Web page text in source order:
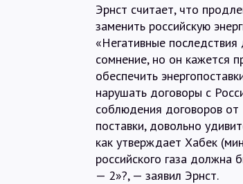
Эрнст считает, что
заменить российскую
«Негативные
сомнение, но он кажется
обеспечить
нарушать договоры с
соблюдения договоров от
поставки, довольно
как утверждает Хабек
российского газа должна
— 2»?, — заявил Эрнст.